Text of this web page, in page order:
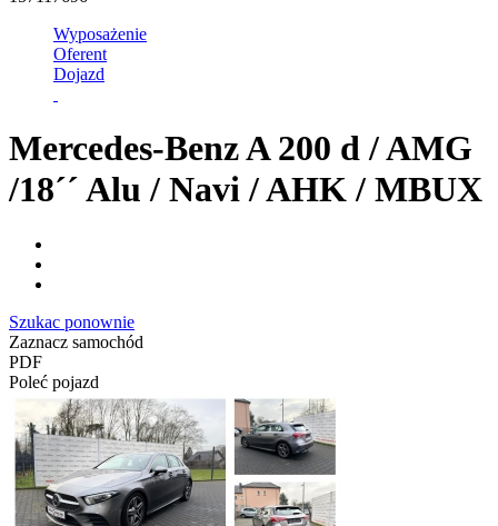
Wyposażenie
Oferent
Dojazd
Mercedes-Benz A 200 d / AMG
/18´´ Alu / Navi / AHK / MBUX
Szukac ponownie
Zaznacz samochód
PDF
Poleć pojazd